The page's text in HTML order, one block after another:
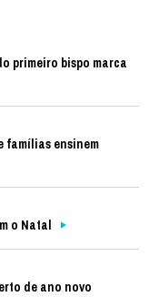
primeiro bispo marca
famílias ensinem
o Natal
de ano novo